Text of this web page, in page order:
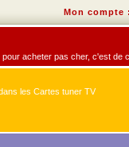
Mon compte
acheter pas cher, c'est de
les Cartes tuner TV